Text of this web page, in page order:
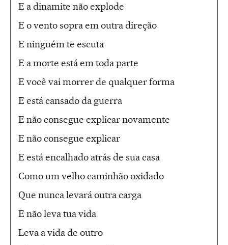
E a dinamite não explode
E o vento sopra em outra direção
E ninguém te escuta
E a morte está em toda parte
E você vai morrer de qualquer forma
E está cansado da guerra
E não consegue explicar novamente
E não consegue explicar
E está encalhado atrás de sua casa
Como um velho caminhão oxidado
Que nunca levará outra carga
E não leva tua vida
Leva a vida de outro